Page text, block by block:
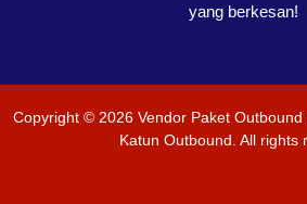
yang berkesan!
Copyright © 2026 Vendor Paket
Katun Outbound . All rights